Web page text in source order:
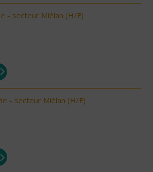
- secteur Miélan (H/F)
- secteur Miélan (H/F)